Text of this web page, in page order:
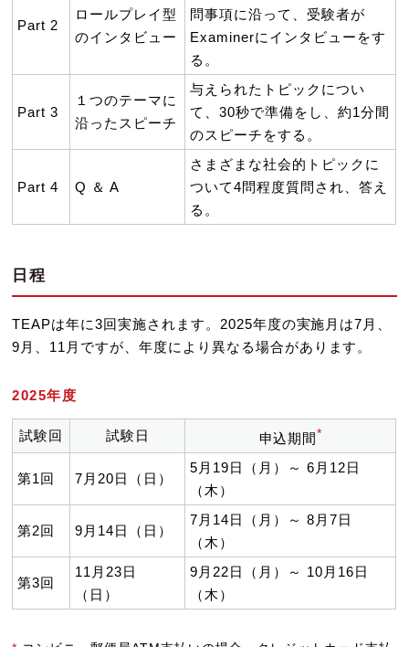
Part 2
ロールプレイ型
のインタビュー
問事項に沿って、受験者が
Examinerにインタビューをす
る。
Part 3
１つのテーマに
沿ったスピーチ
与えられたトピックについ
て、30秒で準備をし、約1分間
のスピーチをする。
Part 4 Q ＆ A
さまざまな社会的トピックに
ついて4問程度質問され、答え
る。
日程
TEAPは年に3回実施されます。2025年度の実施月は7月、
9月、11月ですが、年度により異なる場合があります。
2025年度
試験回 試験日 申込期間*
第1回 7月20日（日）
5月19日（月）～ 6月12日
（木）
第2回 9月14日（日）
7月14日（月）～ 8月7日
（木）
第3回
11月23日
（日）
9月22日（月）～ 10月16日
（木）